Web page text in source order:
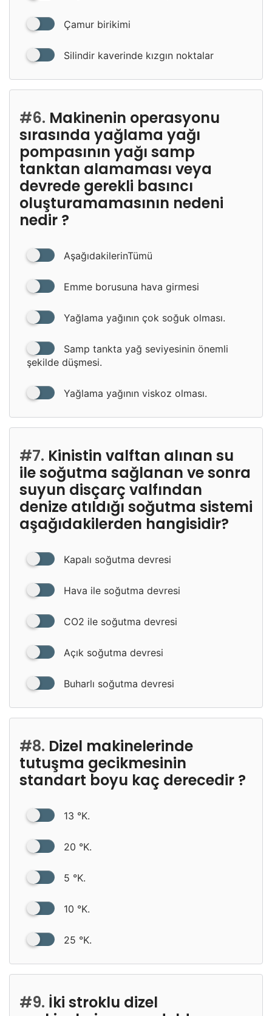
Çamur birikimi
Silindir kaverinde kızgın noktalar
#6. Makinenin operasyonu
sırasında yağlama yağı
pompasının yağı samp
tanktan alamaması veya
devrede gerekli basıncı
oluşturamamasının nedeni
nedir ?
AşağıdakilerinTümü
Emme borusuna hava girmesi
Yağlama yağının çok soğuk olması.
Samp tankta yağ seviyesinin önemli
şekilde düşmesi.
Yağlama yağının viskoz olması.
#7. Kinistin valftan alınan su
ile soğutma sağlanan ve sonra
suyun disçarç valfından
denize atıldığı soğutma sistemi
aşağıdakilerden hangisidir?
Kapalı soğutma devresi
Hava ile soğutma devresi
CO2 ile soğutma devresi
Açık soğutma devresi
Buharlı soğutma devresi
#8. Dizel makinelerinde
tutuşma gecikmesinin
standart boyu kaç derecedir ?
13 °K.
20 °K.
5 °K.
10 °K.
25 °K.
#9. İki stroklu dizel